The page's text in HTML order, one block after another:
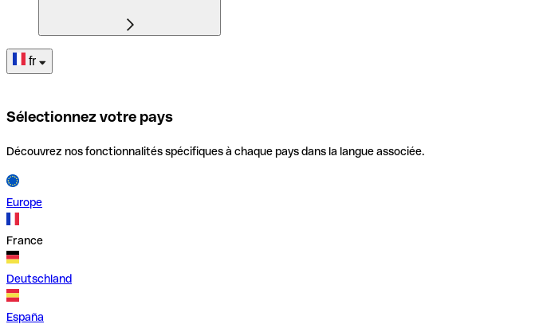
fr
Sélectionnez votre pays
Découvrez nos fonctionnalités spécifiques à chaque pays dans la langue associée.
Europe
France
Deutschland
España